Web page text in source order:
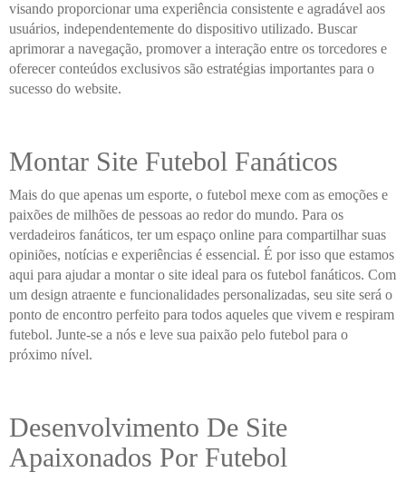
visando proporcionar uma experiência consistente e agradável aos
usuários, independentemente do dispositivo utilizado. Buscar
aprimorar a navegação, promover a interação entre os torcedores e
oferecer conteúdos exclusivos são estratégias importantes para o
sucesso do website.
Montar Site Futebol Fanáticos
Mais do que apenas um esporte, o futebol mexe com as emoções e
paixões de milhões de pessoas ao redor do mundo. Para os
verdadeiros fanáticos, ter um espaço online para compartilhar suas
opiniões, notícias e experiências é essencial. É por isso que estamos
aqui para ajudar a montar o site ideal para os futebol fanáticos. Com
um design atraente e funcionalidades personalizadas, seu site será o
ponto de encontro perfeito para todos aqueles que vivem e respiram
futebol. Junte-se a nós e leve sua paixão pelo futebol para o
próximo nível.
Desenvolvimento De Site
Apaixonados Por Futebol